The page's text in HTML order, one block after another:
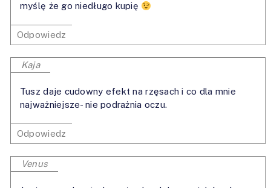
myślę że go niedługo kupię
Odpowiedz
Kaja
Tusz daje cudowny efekt na rzęsach i co dla mnie
najważniejsze- nie podrażnia oczu.
Odpowiedz
Venus